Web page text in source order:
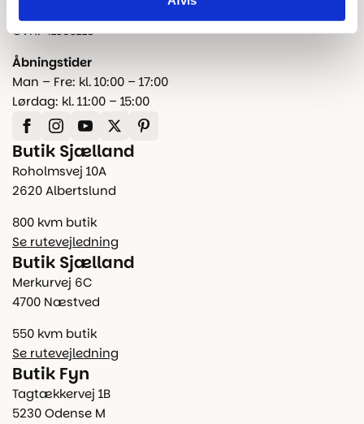
CVR: 41535113
Åbningstider
Man – Fre: kl. 10:00 – 17:00
Lørdag: kl. 11:00 – 15:00
Butik Sjælland
Roholmsvej 10A
2620 Albertslund
800 kvm butik
Se rutevejledning
Butik Sjælland
Merkurvej 6C
4700 Næstved
550 kvm butik
Se rutevejledning
Butik Fyn
Tagtækkervej 1B
5230 Odense M